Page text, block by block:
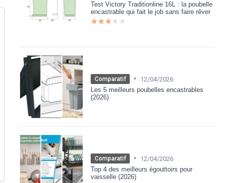
Test Victory Traditionline 16L : la poubelle
encastrable qui fait le job sans faire rêver
★★★★★
★★★★★
Comparatif •
12/04/2026
Les 5 meilleurs poubelles encastrables
(2026)
Comparatif •
12/04/2026
Top 4 des meilleurs égouttoirs pour
vaisselle (2026)